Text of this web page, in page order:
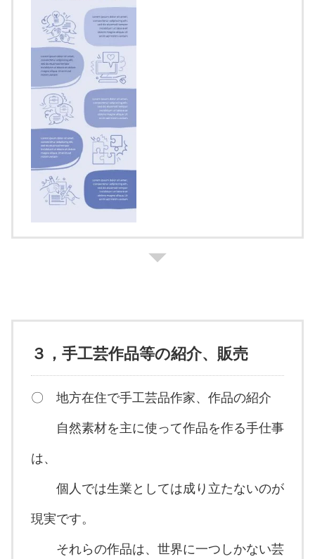
３，手工芸作品等の紹介、販売
〇 地方在住で手工芸品作家、作品の紹介
自然素材を主に使って作品を作る手仕事
は、
個人では生業としては成り立たないのが
現実です。
それらの作品は、世界に一つしかない芸